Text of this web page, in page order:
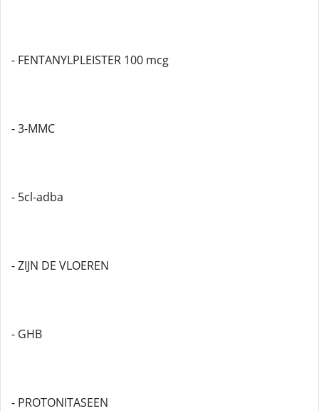
- FENTANYLPLEISTER 100 mcg
- 3-MMC
- 5cl-adba
- ZIJN DE VLOEREN
- GHB
- PROTONITASEEN